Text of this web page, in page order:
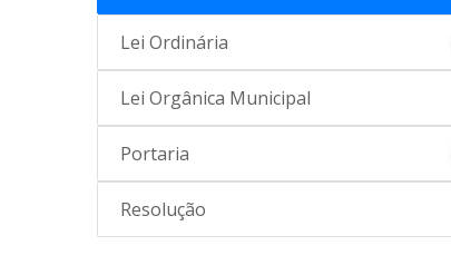
Lei Ordinária
Lei Orgânica Municipal
Portaria
Resolução